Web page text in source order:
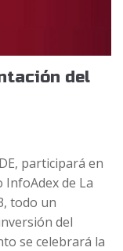
del
participará en
de La
todo un
del
se celebrará la